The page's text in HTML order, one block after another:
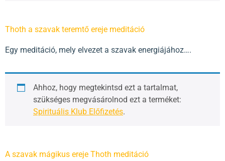
Thoth a szavak teremtő ereje meditáció
Egy meditáció, mely elvezet a szavak energiájához….
Ahhoz, hogy megtekintsd ezt a tartalmat,
szükséges megvásárolnod ezt a terméket:
Spirituális Klub Előfizetés.
A szavak mágikus ereje Thoth meditáció